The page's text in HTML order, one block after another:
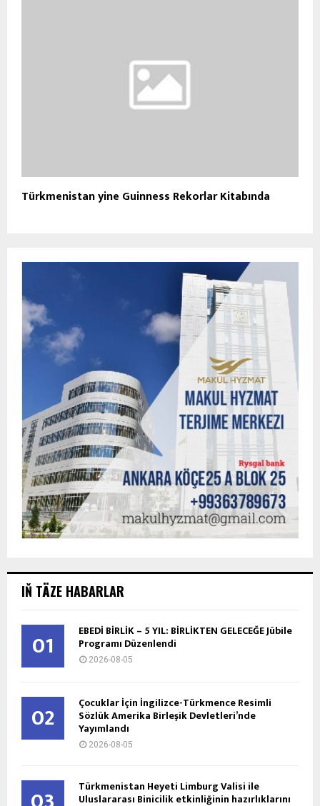
Türkmenistan yine Guinness Rekorlar Kitabında
IŇ TÄZE HABARLAR
01 EBEDİ BİRLİK – 5 YIL: BİRLİKTEN GELECEĞE Jübile
Programı Düzenlendi
2026-08-05
02 Çocuklar İçin İngilizce-Türkmence Resimli
Sözlük Amerika Birleşik Devletleri’nde
Yayımlandı
2026-08-05
Türkmenistan Heyeti Limburg Valisi ile
Uluslararası Binicilik etkinliğinin hazırlıklarını